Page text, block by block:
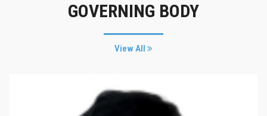
GOVERNING BODY
View All